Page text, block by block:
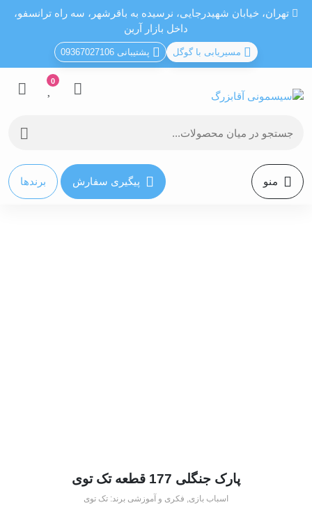
تهران، خيابان شهيدرجايى، نرسیده به باقرشهر، سه راه ترانسفو،
داخل بازار آرین
مسیریابی با گوگل پشتیبانی 09367027106
0
منو پیگیری سفارش برندها
پارک جنگلی 177 قطعه تک توی
اسباب بازی,فکری و آموزشی برند:تک توی